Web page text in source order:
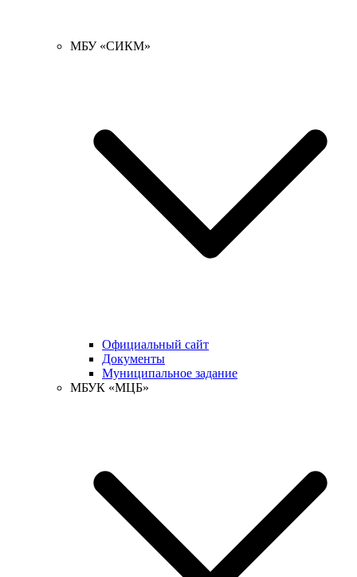
МБУ «СИКМ»
Официальный сайт
Документы
Муниципальное задание
МБУК «МЦБ»